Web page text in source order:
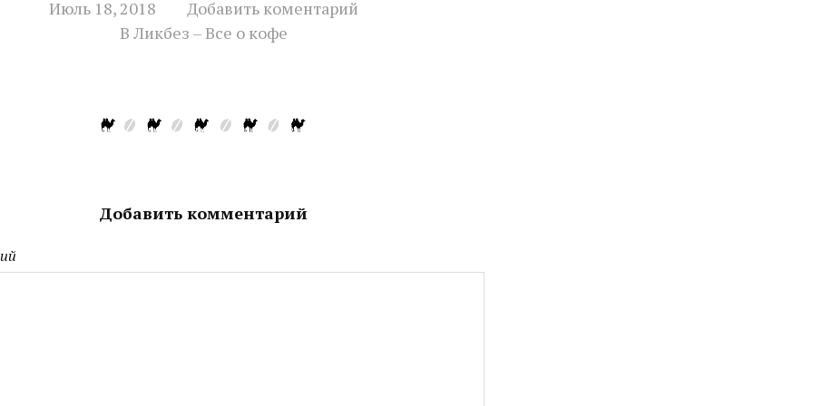
Июль 18, 2018
Добавить коментарий
В Ликбез – Все о кофе
Добавить комментарий